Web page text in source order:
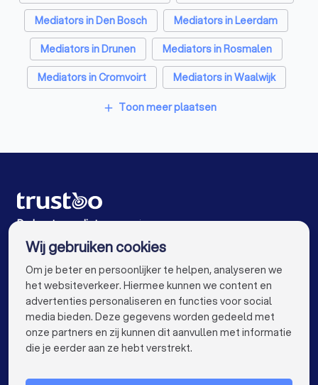
Mediators in Den Bosch
Mediators in Leerdam
Mediators in Drunen
Mediators in Rosmalen
Mediators in Cromvoirt
Mediators in Waalwijk
Mediators in Gorinchem
Mediators in Amsterdam
Mediators in Tilburg
Mediators in Almere
Mediators in Breda
Mediators in Nijmegen
Mediators in Haarlem
Mediators in Arnhem
Mediators in Amersfoort
Mediators in Apeldoorn
Mediators in Maastricht
Mediators in Leiden
add Toon meer plaatsen
De beste mediators voor jou
VOOR PARTICULIEREN keyboard_arrow_down
Wij gebruiken cookies
Om je beter en persoonlijker te helpen, analyseren we
het websiteverkeer. Hiermee kunnen we content en
advertenties personaliseren en functies voor social
media bieden. Deze gegevens worden gedeeld met
onze partners en zij kunnen dit aanvullen met informatie
die je eerder aan ze hebt verstrekt.